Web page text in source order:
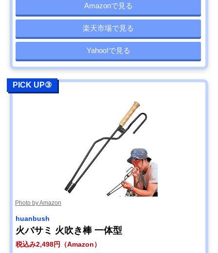
Amazonで見る
楽天市場で見る
Yahoo!で見る
PICK UP③
Photo by Amazon
huanbush
火バサミ 火吹き棒 一体型
税込み2,498円（Amazon）